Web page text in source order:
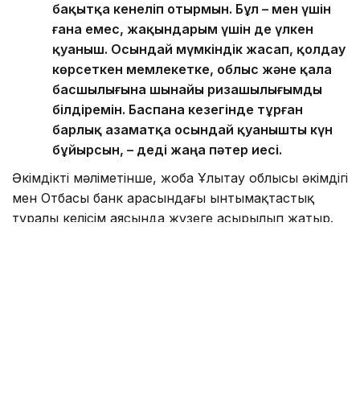
бақытқа кенеліп отырмын. Бұл – мен үшін
ғана емес, жақындарым үшін де үлкен
қуаныш. Осындай мүмкіндік жасап, қолдау
көрсеткен мемлекетке, облыс және қала
басшылығына шынайы ризашылығымды
білдіремін. Баспана кезегінде тұрған
барлық азаматқа осындай қуанышты күн
бұйырсын, – деді жаңа пәтер иесі.
Әкімдіктің мәліметінше, жоба Ұлытау облысы әкімдігі
мен Отбасы банк арасындағы ынтымақтастық
туралы келісім аясында жүзеге асырылып жатыр.